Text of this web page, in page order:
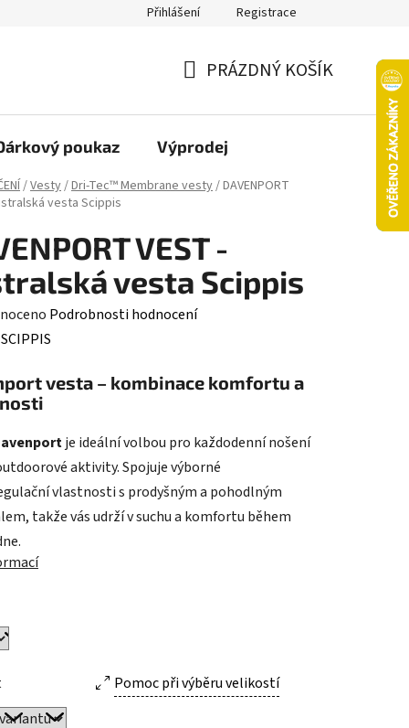
nebo vrácení ve 14denní lhůtě Platba objednávky kartou
Přihlášení Registrace
KOŠÍK
PRÁZDNÝ KOŠÍK
poukaz Výprodej
/Vesty/Dri-Tec™ Membrane vesty/DAVENPORT
vesta Scippis
VEST -
vesta Scippis
Podrobnosti hodnocení
SCIPPIS
vesta – kombinace komfortu a
je ideální volbou pro každodenní nošení
aktivity. Spojuje výborné
vlastnosti s prodyšným a pohodlným
takže vás udrží v suchu a komfortu během
Pomoc při výběru velikostí